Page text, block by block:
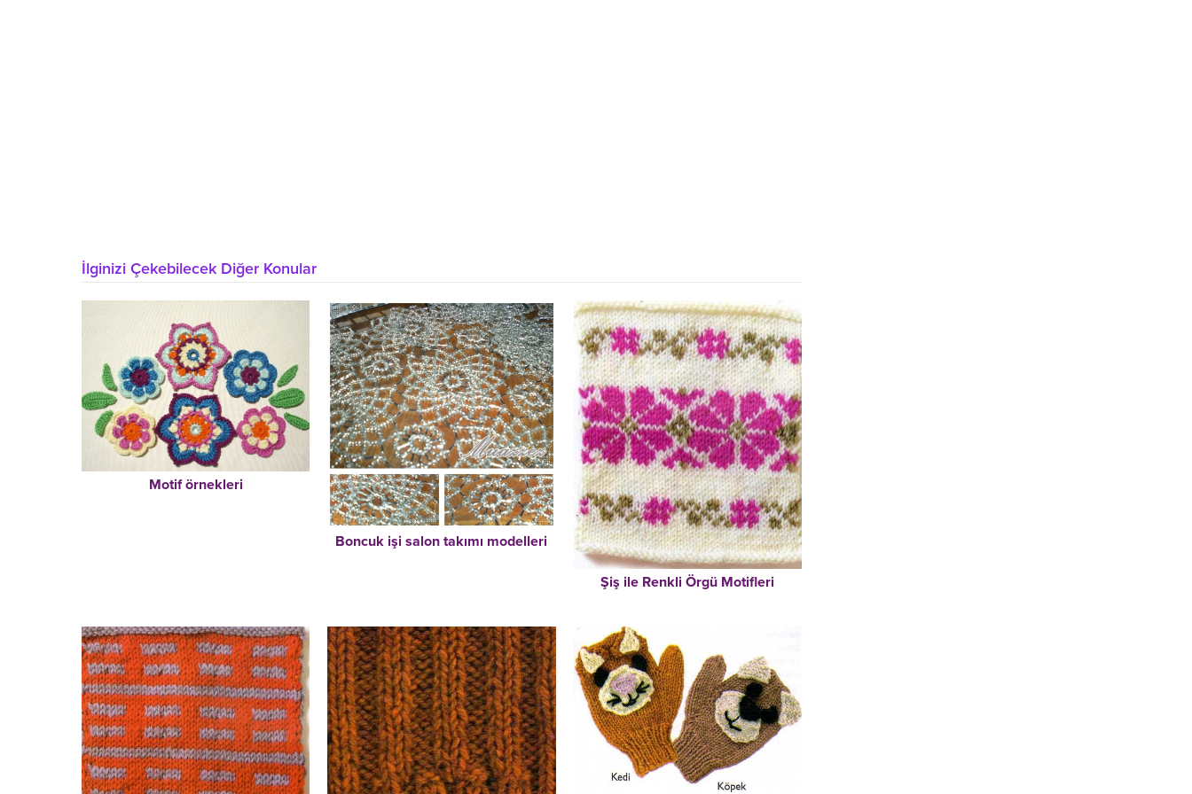
İlginizi Çekebilecek Diğer Konular
Motif örnekleri
Boncuk işi salon takımı modelleri
Şiş ile Renkli Örgü Motifleri